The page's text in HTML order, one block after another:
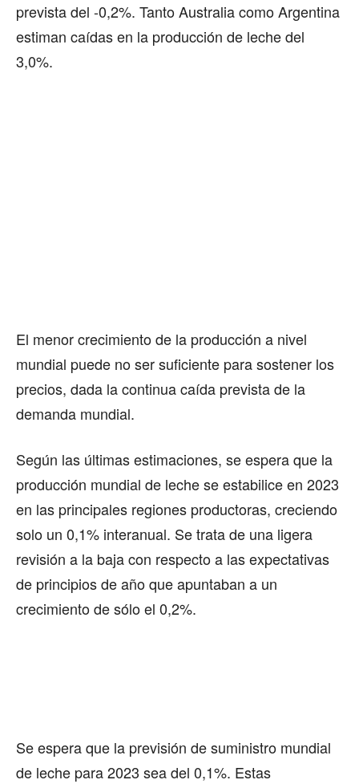
prevista del -0,2%. Tanto Australia como Argentina
estiman caídas en la producción de leche del
3,0%.
El menor crecimiento de la producción a nivel
mundial puede no ser suficiente para sostener los
precios, dada la continua caída prevista de la
demanda mundial.
Según las últimas estimaciones, se espera que la
producción mundial de leche se estabilice en 2023
en las principales regiones productoras, creciendo
solo un 0,1% interanual. Se trata de una ligera
revisión a la baja con respecto a las expectativas
de principios de año que apuntaban a un
crecimiento de sólo el 0,2%.
Se espera que la previsión de suministro mundial
de leche para 2023 sea del 0,1%. Estas